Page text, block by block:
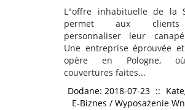
L"offre inhabituelle de la
permet aux
personnaliser leur
Une entreprise éprouvée
opère en Pologne,
couvertures faites...
Dodane: 2018-07-23 ::
E-Biznes / Wyposażenie